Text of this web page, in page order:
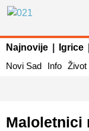
Najnovije Igrice
Novi Sad
Info Život
Maloletnici